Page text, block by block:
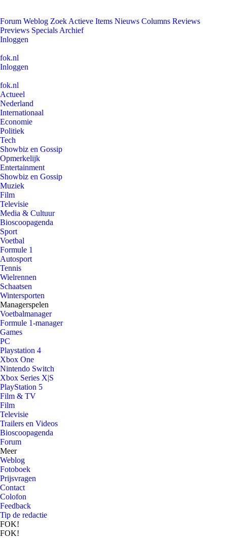
Forum Weblog Zoek Actieve Items Nieuws Columns Reviews
Previews Specials Archief
Inloggen
fok.nl
Inloggen
fok.nl
Actueel
Nederland
Internationaal
Economie
Politiek
Tech
Showbiz en Gossip
Opmerkelijk
Entertainment
Showbiz en Gossip
Muziek
Film
Televisie
Media & Cultuur
Bioscoopagenda
Sport
Voetbal
Formule 1
Autosport
Tennis
Wielrennen
Schaatsen
Wintersporten
Managerspelen
Voetbalmanager
Formule 1-manager
Games
PC
Playstation 4
Xbox One
Nintendo Switch
Xbox Series X|S
PlayStation 5
Film & TV
Film
Televisie
Trailers en Videos
Bioscoopagenda
Forum
Meer
Weblog
Fotoboek
Prijsvragen
Contact
Colofon
Feedback
Tip de redactie
FOK!
FOK!